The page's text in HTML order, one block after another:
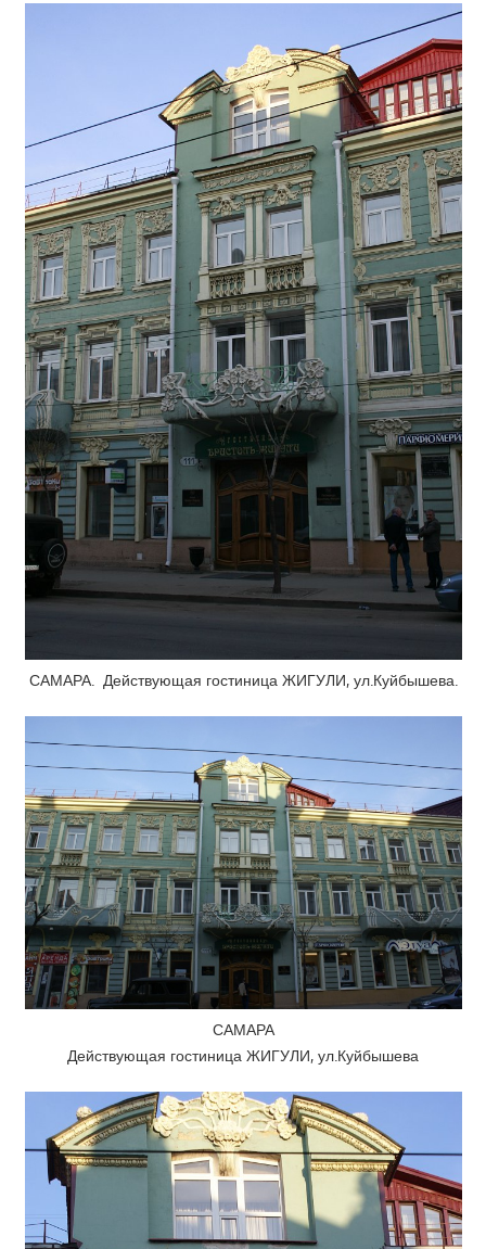
САМАРА. Действующая гостиница ЖИГУЛИ, ул.Куйбышева.
САМАРА
Действующая гостиница ЖИГУЛИ, ул.Куйбышева